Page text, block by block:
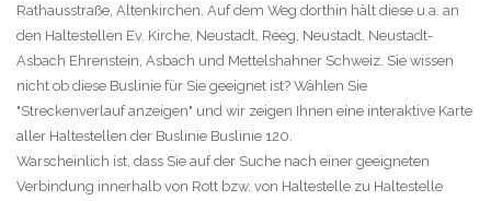
Rathausstraße, Altenkirchen. Auf dem Weg dorthin hält diese u.a. an
den Haltestellen Ev. Kirche, Neustadt, Reeg, Neustadt, Neustadt-
Asbach Ehrenstein, Asbach und Mettelshahner Schweiz. Sie wissen
nicht ob diese Buslinie für Sie geeignet ist? Wählen Sie
"Streckenverlauf anzeigen" und wir zeigen Ihnen eine interaktive Karte
aller Haltestellen der Buslinie Buslinie 120.
Warscheinlich ist, dass Sie auf der Suche nach einer geeigneten
Verbindung innerhalb von Rott bzw. von Haltestelle zu Haltestelle